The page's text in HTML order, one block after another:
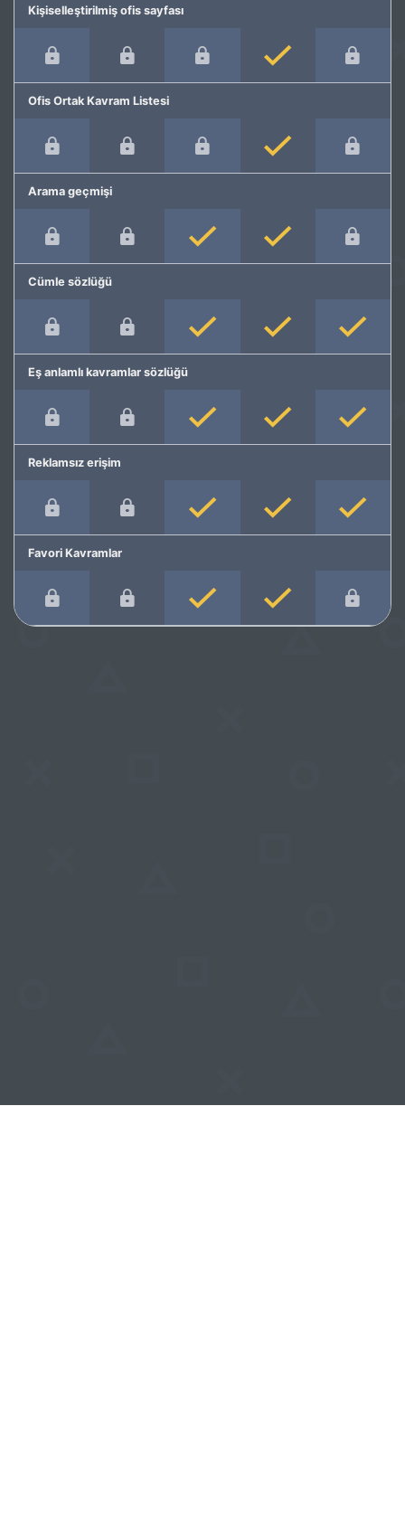
Kişiselleştirilmiş ofis sayfası
Ofis Ortak Kavram Listesi
Arama geçmişi
Cümle sözlüğü
Eş anlamlı kavramlar sözlüğü
Reklamsız erişim
Favori Kavramlar